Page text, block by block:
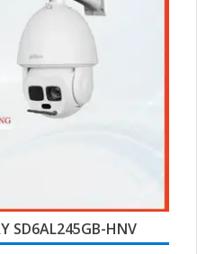
SD6AL245GB-HNV